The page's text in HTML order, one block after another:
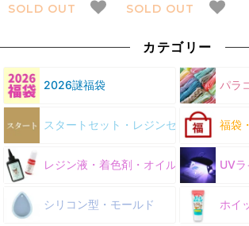
SOLD OUT SOLD OUT
カテゴリー
2026謎福袋 パラ
スタートセット・レジンセット 福袋
レジン液・着色剤・オイル UV
シリコン型・モールド ホイ